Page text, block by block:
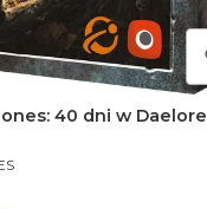
40 dni w Daelore